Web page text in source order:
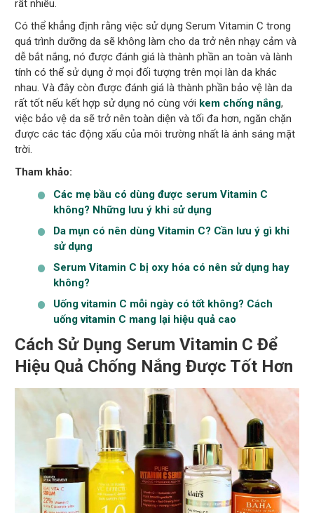
rất nhiều.
Có thể khẳng định rằng việc sử dụng Serum Vitamin C trong
quá trình dưỡng da sẽ không làm cho da trở nên nhạy cảm và
dễ bắt nắng, nó được đánh giá là thành phần an toàn và lành
tính có thể sử dụng ở mọi đối tượng trên mọi làn da khác
nhau. Và đây còn được đánh giá là thành phần bảo vệ làn da
rất tốt nếu kết hợp sử dụng nó cùng với kem chống nắng,
việc bảo vệ da sẽ trở nên toàn diện và tối đa hơn, ngăn chặn
được các tác động xấu của môi trường nhất là ánh sáng mặt
trời.
Tham khảo:
Các mẹ bầu có dùng được serum Vitamin C
không? Những lưu ý khi sử dụng
Da mụn có nên dùng Vitamin C? Cần lưu ý gì khi
sử dụng
Serum Vitamin C bị oxy hóa có nên sử dụng hay
không?
Uống vitamin C mỗi ngày có tốt không? Cách
uống vitamin C mang lại hiệu quả cao
Cách Sử Dụng Serum Vitamin C Để
Hiệu Quả Chống Nắng Được Tốt Hơn